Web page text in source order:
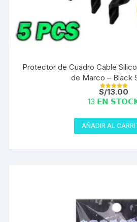
Protector de Cuadro Cable
de Marco – Black
Valorado con
5.00
de 5
S/13.00
13 𝗘𝗡
AÑADIR AL